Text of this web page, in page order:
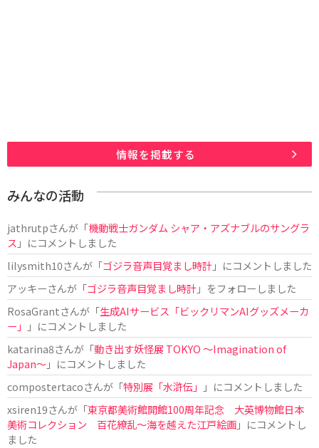
情報を掲載する
みんなの活動
jathrutpさんが「機動戦士ガンダム シャア・アズナブルのサングラ
ス 」にコメントしました
lilysmith10さんが「ゴジラ音声目覚まし時計」にコメントしました
アッキーさんが「ゴジラ音声目覚まし時計」をフォローしました
RosaGrantさんが「生成AIサービス「ビックリマンAIグッズメーカ
ー」
」にコメントしました
katarina8さんが「動き出す妖怪展 TOKYO 〜Imagination of
Japan〜」にコメントしました
compostertacoさんが「特別展「水滸伝」
」にコメントしました
xsiren19さんが「東京都美術館開館100周年記念 大英博物館日本
美術コレクション 百花繚乱～海を越えた江戸絵画」にコメントし
ました